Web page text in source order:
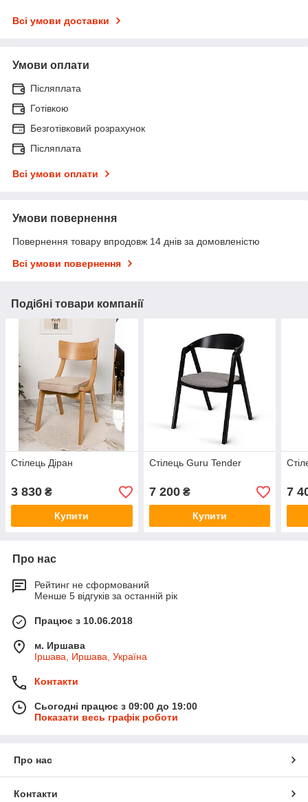
Всі умови доставки
Умови оплати
Післяплата
Готівкою
Безготівковий розрахунок
Післяплата
Всі умови оплати
Умови повернення
Повернення товару впродовж 14 днів за домовленістю
Всі умови повернення
Подібні товари компанії
Стілець Діран
3 830 ₴
Купити
Стілець Guru Tender
7 200₴
Купити
7
Про нас
Рейтинг не сформований
Менше 5 відгуків за останній рік
Працює з 10.06.2018
м. Иршава
Іршава, Иршава, Україна
Контакти
Сьогодні працює з 09:00 до 19:00
Показати весь графік роботи
Про нас
Контакти